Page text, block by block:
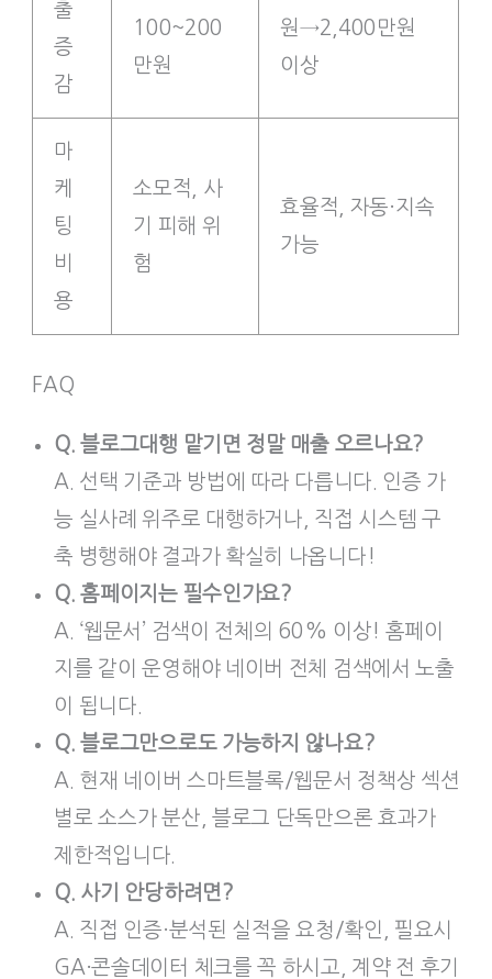
출
증
감
100~200
만원
원→2,400만원
이상
마
케
팅
비
용
소모적, 사
기 피해 위
험
효율적, 자동·지속
가능
FAQ
Q. 블로그대행 맡기면 정말 매출 오르나요?
A. 선택 기준과 방법에 따라 다릅니다. 인증 가
능 실사례 위주로 대행하거나, 직접 시스템 구
축 병행해야 결과가 확실히 나옵니다!
Q. 홈페이지는 필수인가요?
A. ‘웹문서’ 검색이 전체의 60% 이상! 홈페이
지를 같이 운영해야 네이버 전체 검색에서 노출
이 됩니다.
Q. 블로그만으로도 가능하지 않나요?
A. 현재 네이버 스마트블록/웹문서 정책상 섹션
별로 소스가 분산, 블로그 단독만으론 효과가
제한적입니다.
Q. 사기 안당하려면?
A. 직접 인증·분석된 실적을 요청/확인, 필요시
GA·콘솔데이터 체크를 꼭 하시고, 계약 전 후기